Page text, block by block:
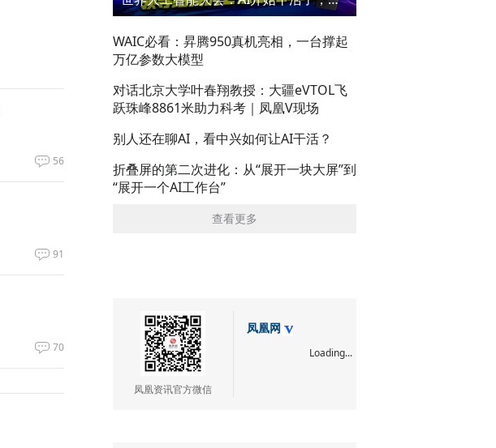
56
91
70
WAIC必看：昇腾950真机亮相，一台撑起
万亿参数大模型
对话北京大学叶春翔教授：大疆eVTOL飞
跃珠峰8861米助力科考｜凤凰V现场
别人还在聊AI，看中兴如何让AI干活？
折叠屏的第二次进化：从“展开一块大屏”到
“展开一个AI工作台”
查看更多
凤凰资讯官方微信
凤凰网
Loading...